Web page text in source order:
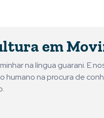
em
na língua guarani. E
humano na procura de